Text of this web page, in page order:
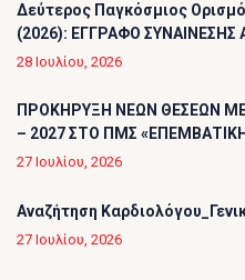
Δεύτερος Παγκόσμιος
(2026): ΕΓΓΡΑΦΟ ΣΥΝΑΙΝΕΣΗΣ
28 Ιουλίου, 2026
ΠΡΟΚΗΡΥΞΗ ΝΕΩΝ ΘΕΣΕΩΝ
– 2027 ΣΤΟ ΠΜΣ
27 Ιουλίου, 2026
Αναζήτηση
27 Ιουλίου, 2026